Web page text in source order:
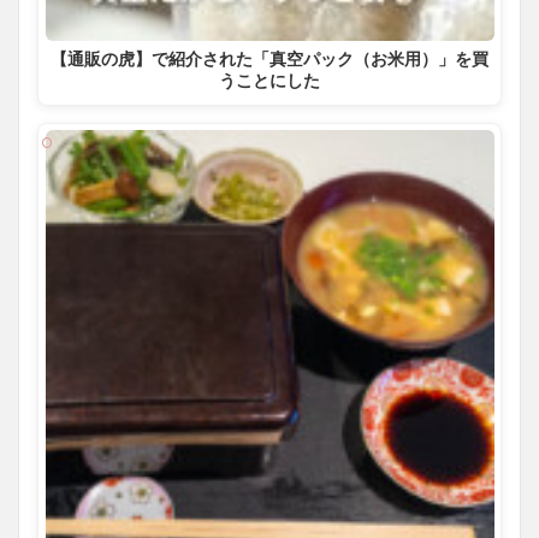
【通販の虎】で紹介された「真空パック（お米用）」を買
うことにした